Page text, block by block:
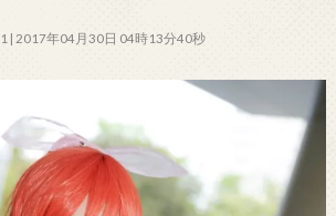
| 2017年04月30日 04時13分40秒